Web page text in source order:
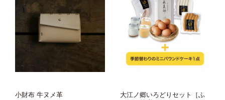
小財布 牛ヌメ革
大江ノ郷いろどりセット［ふ